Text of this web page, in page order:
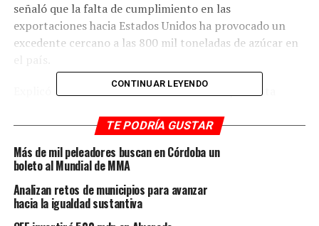
señaló que la falta de cumplimiento en las
exportaciones hacia Estados Unidos ha provocado un
excedente cercano a las 800 mil toneladas de azúcar en
Explicó que el mercado estadounidense representa
producto; sin embargo, este año las exportaciones no
grandes volúmenes al mercado mundial, donde el precio
Indicó que mientras el precio de referencia para el pago
CONTINUAR LEYENDO
TE PODRÍA GUSTAR
Más de mil peleadores buscan en Córdoba un
boleto al Mundial de MMA
Analizan retos de municipios para avanzar
hacia la igualdad sustantiva